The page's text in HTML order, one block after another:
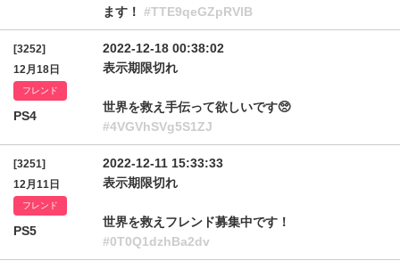
ます！ #TTE9qeGZpRVlB
[3252]
12月18日
フレンド
PS4
2022-12-18 00:38:02
表示期限切れ
世界を救え手伝って欲しいです🥺
#4VGVhSVg5S1ZJ
[3251]
12月11日
フレンド
PS5
2022-12-11 15:33:33
表示期限切れ
世界を救えフレンド募集中です！
#0T0Q1dzhBa2dv